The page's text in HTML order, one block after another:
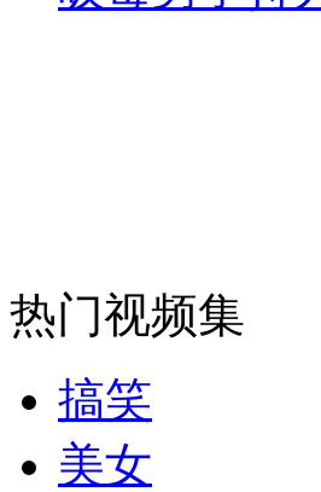
热门视频集
搞笑
美女